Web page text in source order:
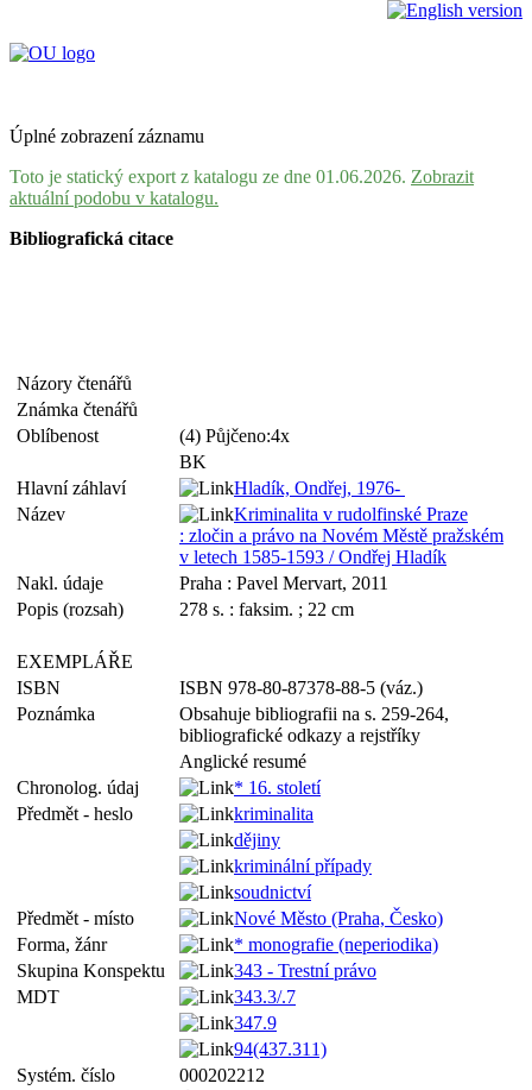
Úplné zobrazení záznamu
Toto je statický export z katalogu ze dne 01.06.2026. Zobrazit
aktuální podobu v katalogu.
Bibliografická citace
Názory čtenářů
Známka čtenářů
Oblíbenost
(4) Půjčeno:4x
BK
Hlavní záhlaví
Hladík, Ondřej, 1976-
Název
Kriminalita v rudolfinské Praze
: zločin a právo na Novém Městě pražském
v letech 1585-1593 / Ondřej Hladík
Nakl. údaje
Praha : Pavel Mervart, 2011
Popis (rozsah)
278 s. : faksim. ; 22 cm
EXEMPLÁŘE
ISBN
ISBN 978-80-87378-88-5 (váz.)
Poznámka
Obsahuje bibliografii na s. 259-264,
bibliografické odkazy a rejstříky
Anglické resumé
Chronolog. údaj
* 16. století
Předmět - heslo
kriminalita
dějiny
kriminální případy
soudnictví
Předmět - místo
Nové Město (Praha, Česko)
Forma, žánr
* monografie (neperiodika)
Skupina Konspektu
343 - Trestní právo
MDT
343.3/.7
347.9
94(437.311)
Systém. číslo
000202212